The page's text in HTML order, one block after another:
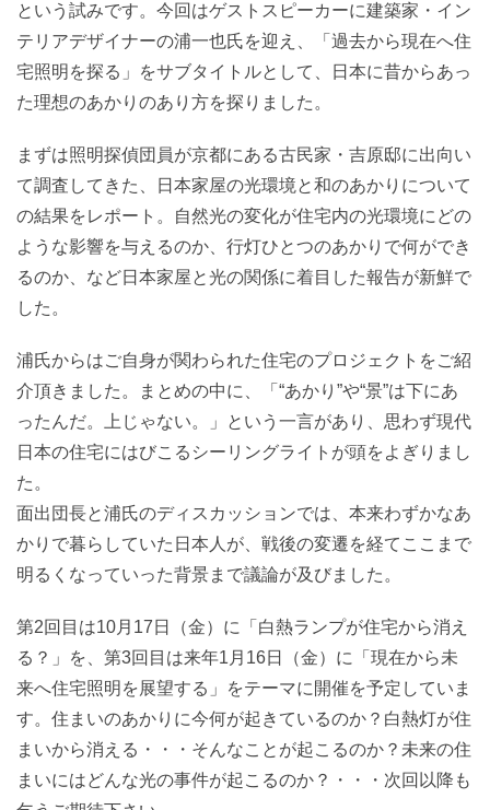
という試みです。今回はゲストスピーカーに建築家・イン
テリアデザイナーの浦一也氏を迎え、「過去から現在へ住
宅照明を探る」をサブタイトルとして、日本に昔からあっ
た理想のあかりのあり方を探りました。
まずは照明探偵団員が京都にある古民家・吉原邸に出向い
て調査してきた、日本家屋の光環境と和のあかりについて
の結果をレポート。自然光の変化が住宅内の光環境にどの
ような影響を与えるのか、行灯ひとつのあかりで何ができ
るのか、など日本家屋と光の関係に着目した報告が新鮮で
した。
浦氏からはご自身が関わられた住宅のプロジェクトをご紹
介頂きました。まとめの中に、「“あかり”や“景”は下にあ
ったんだ。上じゃない。」という一言があり、思わず現代
日本の住宅にはびこるシーリングライトが頭をよぎりまし
た。
面出団長と浦氏のディスカッションでは、本来わずかなあ
かりで暮らしていた日本人が、戦後の変遷を経てここまで
明るくなっていった背景まで議論が及びました。
第2回目は10月17日（金）に「白熱ランプが住宅から消え
る？」を、第3回目は来年1月16日（金）に「現在から未
来へ住宅照明を展望する」をテーマに開催を予定していま
す。住まいのあかりに今何が起きているのか？白熱灯が住
まいから消える・・・そんなことが起こるのか？未来の住
まいにはどんな光の事件が起こるのか？・・・次回以降も